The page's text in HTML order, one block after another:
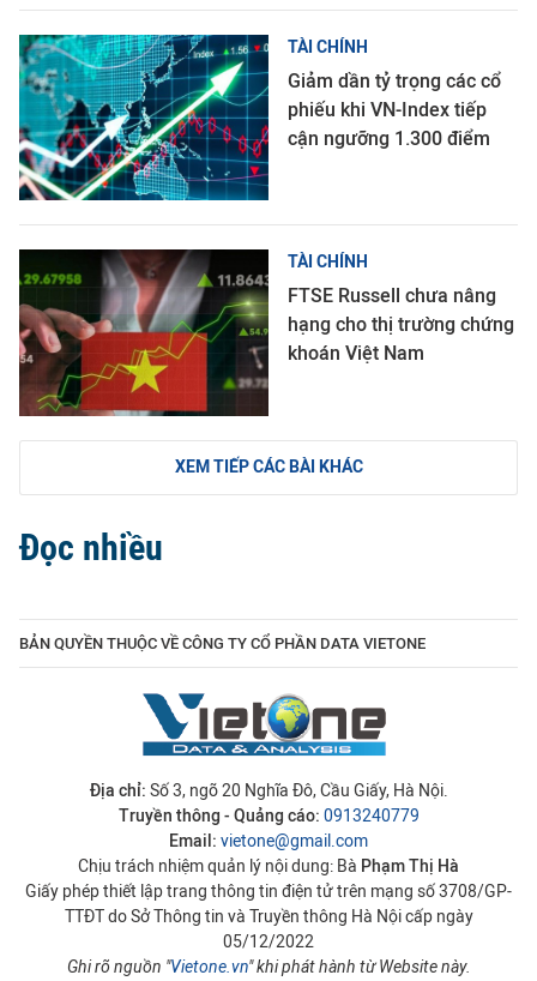
TÀI CHÍNH
Giảm dần tỷ trọng các cổ
phiếu khi VN-Index tiếp
cận ngưỡng 1.300 điểm
TÀI CHÍNH
FTSE Russell chưa nâng
hạng cho thị trường chứng
khoán Việt Nam
XEM TIẾP CÁC BÀI KHÁC
Đọc nhiều
BẢN QUYỀN THUỘC VỀ CÔNG TY CỔ PHẦN DATA VIETONE
Địa chỉ: Số 3, ngõ 20 Nghĩa Đô, Cầu Giấy, Hà Nội.
Truyền thông - Quảng cáo: 0913240779
Email: vietone@gmail.com
Chịu trách nhiệm quản lý nội dung: Bà Phạm Thị Hà
Giấy phép thiết lập trang thông tin điện tử trên mạng số 3708/GP-
TTĐT do Sở Thông tin và Truyền thông Hà Nội cấp ngày
05/12/2022
Ghi rõ nguồn "Vietone.vn" khi phát hành từ Website này.